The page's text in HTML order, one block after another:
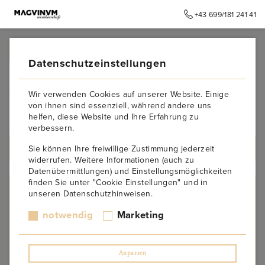
+43 699/181 241 41
saftig, harmonisch,
elegant
ALLE PRODUKTE
WEINCHARAKTER
charaktervoll, tiefgründig, opulent
charmant, fruchtig, frisch
edelsüß
frisch-fruchtig, zart, beschwingt
fruchtsüß
Datenschutzeinstellungen
Wir verwenden Cookies auf unserer Website. Einige
von ihnen sind essenziell, während andere uns
helfen, diese Website und Ihre Erfahrung zu
verbessern.
Sie können Ihre freiwillige Zustimmung jederzeit
widerrufen. Weitere Informationen (auch zu
Datenübermittlungen) und Einstellungsmöglichkeiten
finden Sie unter "Cookie Einstellungen" und in
unseren Datenschutzhinweisen.
notwendig Marketing
Anpassen